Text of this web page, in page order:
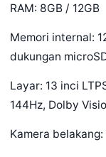
RAM: 8GB / 12GB
Memori internal:
dukungan
Layar: 13 inci
144Hz, Dolby
Kamera belakang: